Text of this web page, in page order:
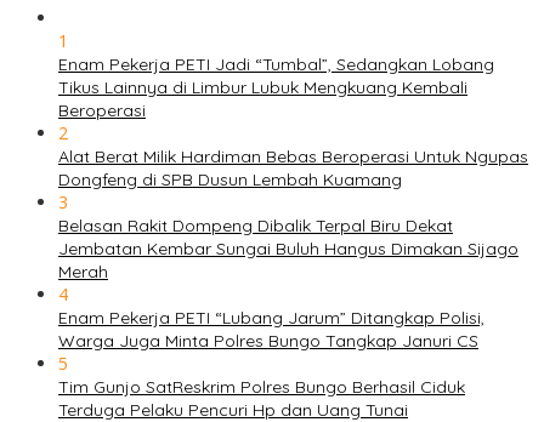
1
Enam Pekerja PETI Jadi “Tumbal”, Sedangkan Lobang
Tikus Lainnya di Limbur Lubuk Mengkuang Kembali
Beroperasi
2
Alat Berat Milik Hardiman Bebas Beroperasi Untuk Ngupas
Dongfeng di SPB Dusun Lembah Kuamang
3
Belasan Rakit Dompeng Dibalik Terpal Biru Dekat
Jembatan Kembar Sungai Buluh Hangus Dimakan Sijago
Merah
4
Enam Pekerja PETI “Lubang Jarum” Ditangkap Polisi,
Warga Juga Minta Polres Bungo Tangkap Januri CS
5
Tim Gunjo SatReskrim Polres Bungo Berhasil Ciduk
Terduga Pelaku Pencuri Hp dan Uang Tunai